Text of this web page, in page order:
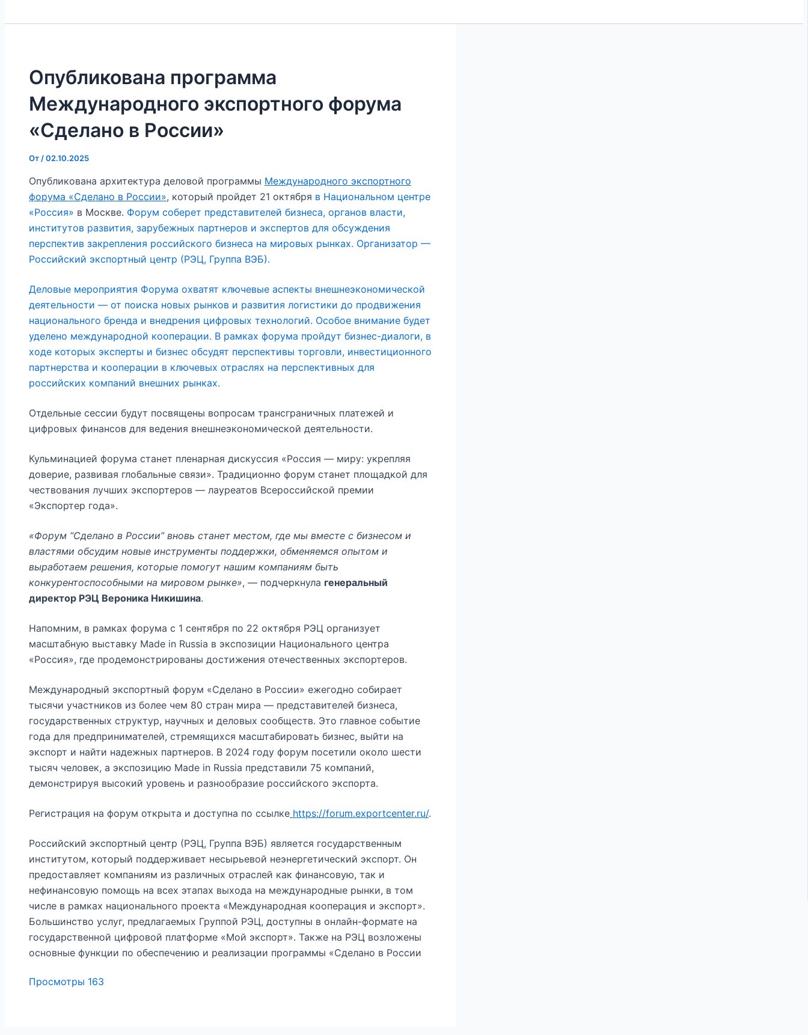
Опубликована программа
Международного экспортного форума
«Сделано в России»
От /02.10.2025
Опубликована архитектура деловой программы Международного экспортного
форума «Сделано в России», который пройдет 21 октября в Национальном центре
«Россия» в Москве. Форум соберет представителей бизнеса, органов власти,
институтов развития, зарубежных партнеров и экспертов для обсуждения
перспектив закрепления российского бизнеса на мировых рынках. Организатор —
Российский экспортный центр (РЭЦ, Группа ВЭБ).
Деловые мероприятия Форума охватят ключевые аспекты внешнеэкономической
деятельности — от поиска новых рынков и развития логистики до продвижения
национального бренда и внедрения цифровых технологий. Особое внимание будет
уделено международной кооперации. В рамках форума пройдут бизнес-диалоги, в
ходе которых эксперты и бизнес обсудят перспективы торговли, инвестиционного
партнерства и кооперации в ключевых отраслях на перспективных для
российских компаний внешних рынках.
Отдельные сессии будут посвящены вопросам трансграничных платежей и
цифровых финансов для ведения внешнеэкономической деятельности.
Кульминацией форума станет пленарная дискуссия «Россия — миру: укрепляя
доверие, развивая глобальные связи». Традиционно форум станет площадкой для
чествования лучших экспортеров — лауреатов Всероссийской премии
«Экспортер года».
«Форум “Сделано в России” вновь станет местом, где мы вместе с бизнесом и
властями обсудим новые инструменты поддержки, обменяемся опытом и
выработаем решения, которые помогут нашим компаниям быть
конкурентоспособными на мировом рынке», — подчеркнула генеральный
директор РЭЦ Вероника Никишина.
Напомним, в рамках форума с 1 сентября по 22 октября РЭЦ организует
масштабную выставку Made in Russia в экспозиции Национального центра
«Россия», где продемонстрированы достижения отечественных экспортеров.
Международный экспортный форум «Сделано в России» ежегодно собирает
тысячи участников из более чем 80 стран мира — представителей бизнеса,
государственных структур, научных и деловых сообществ. Это главное событие
года для предпринимателей, стремящихся масштабировать бизнес, выйти на
экспорт и найти надежных партнеров. В 2024 году форум посетили около шести
тысяч человек, а экспозицию Made in Russia представили 75 компаний,
демонстрируя высокий уровень и разнообразие российского экспорта.
Регистрация на форум открыта и доступна по ссылке https://forum.exportcenter.ru/.
Российский экспортный центр (РЭЦ, Группа ВЭБ) является государственным
институтом, который поддерживает несырьевой неэнергетический экспорт. Он
предоставляет компаниям из различных отраслей как финансовую, так и
нефинансовую помощь на всех этапах выхода на международные рынки, в том
числе в рамках национального проекта «Международная кооперация и экспорт».
Большинство услуг, предлагаемых Группой РЭЦ, доступны в онлайн-формате на
государственной цифровой платформе «Мой экспорт». Также на РЭЦ возложены
основные функции по обеспечению и реализации программы «Сделано в России
Просмотры 163